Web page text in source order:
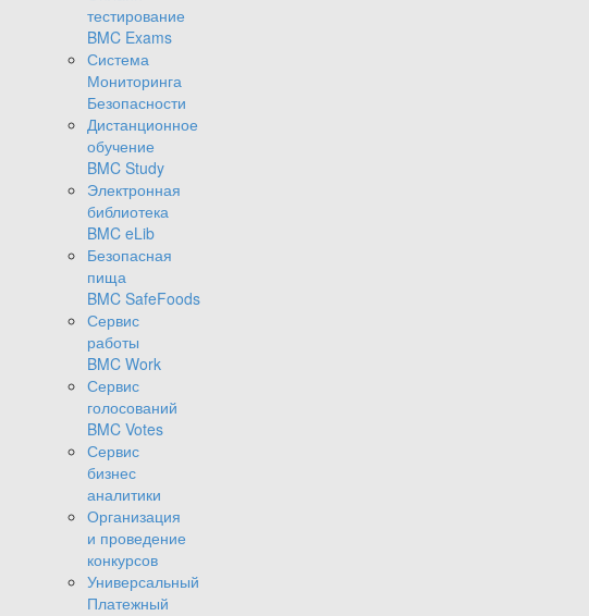
тестирование
BMC Exams
Система
Мониторинга
Безопасности
Дистанционное
обучение
BMC Study
Электронная
библиотека
BMC eLib
Безопасная
пища
BMC SafeFoods
Сервис
работы
BMC Work
Сервис
голосований
BMC Votes
Сервис
бизнес
аналитики
Организация
и проведение
конкурсов
Универсальный
Платежный